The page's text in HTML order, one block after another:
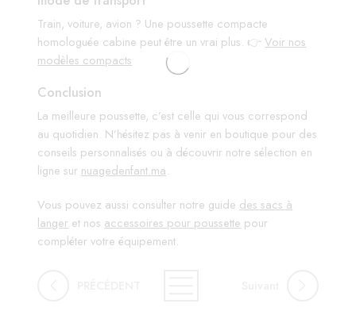
Train, voiture, avion ? Une poussette compacte
homologuée cabine peut être un vrai plus. 👉Voir nos
modèles compacts
Conclusion
La meilleure poussette, c’est celle qui vous correspond
au quotidien. N’hésitez pas à venir en boutique pour des
conseils personnalisés ou à découvrir notre sélection en
ligne sur nuagedenfant.ma.
Vous pouvez aussi consulter notre guide des sacs à
langer et nos accessoires pour poussette pour
compléter votre équipement.